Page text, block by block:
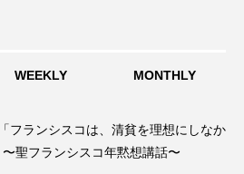
WEEKLY MONTHLY
フランシスコは、清貧を理想にしなか
〜聖フランシスコ年黙想講話〜